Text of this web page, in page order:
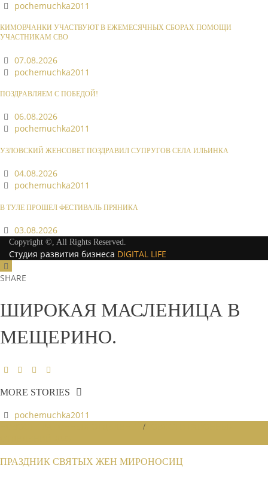
pochemuchka2011
КИМОВЧАНКИ УЧАСТВУЮТ В ЕЖЕМЕСЯЧНЫХ СБОРАХ ПОМОЩИ
УЧАСТНИКАМ СВО
07.08.2026
pochemuchka2011
ПОЗДРАВЛЯЕМ С ПОБЕДОЙ!
06.08.2026
pochemuchka2011
УЗЛОВСКИЙ ЖЕНСОВЕТ ПОЗДРАВИЛ СУПРУГОВ СЕЛА ИЛЬИНКА
04.08.2026
pochemuchka2011
В ТУЛЕ ПРОШЕЛ ФЕСТИВАЛЬ ПРЯНИКА
03.08.2026
Copyright ©, All Rights Reserved.
Студия развития бизнеса DIGITAL LIFE
SHARE
ШИРОКАЯ МАСЛЕНИЦА В
МЕЩЕРИНО.
MORE STORIES
pochemuchka2011
/
ПРАЗДНИК СВЯТЫХ ЖЕН МИРОНОСИЦ